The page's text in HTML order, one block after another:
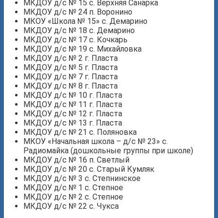
МКДОУ д/с № 15 с. Верхняя Санарка
МКДОУ д/с № 24 п. Воронино
МКОУ «Школа № 15» с. Демарино
МКДОУ д/с № 18 с. Демарино
МКДОУ д/с № 17 с. Кочкарь
МКДОУ д/с № 19 с. Михайловка
МКДОУ д/с № 2 г. Пласта
МКДОУ д/с № 5 г. Пласта
МКДОУ д/с № 7 г. Пласта
МКДОУ д/с № 8 г. Пласта
МКДОУ д/с № 10 г. Пласта
МКДОУ д/с № 11 г. Пласта
МКДОУ д/с № 12 г. Пласта
МКДОУ д/с № 13 г. Пласта
МКДОУ д/с № 21 с. Поляновка
МКОУ «Начальная школа – д/с № 23» с.
Радиомайка (дошкольные группы при школе)
МКДОУ д/с № 16 п. Светлый
МКДОУ д/с № 20 с. Старый Кумляк
МКДОУ д/с № 3 с. Степнинское
МКДОУ д/с № 1 с. Степное
МКДОУ д/с № 2 с. Степное
МКДОУ д/с № 22 с. Чукса